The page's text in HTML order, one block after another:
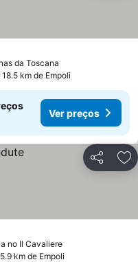
da Toscana
km de Empoli
Ver preços
Partilhar
no Il Cavaliere
km de Empoli